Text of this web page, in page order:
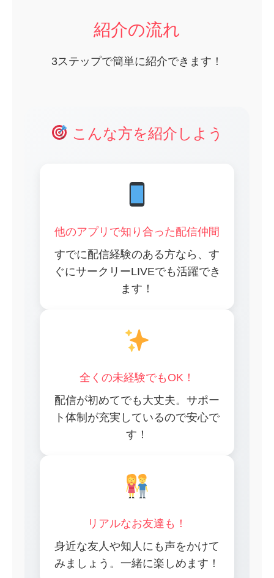
紹介の流れ
3ステップで簡単に紹介できます！
こんな方を紹介しよう
他のアプリで知り合った配信仲間
すでに配信経験のある方なら、す
ぐにサークリーLIVEでも活躍でき
ます！
全くの未経験でもOK！
配信が初めてでも大丈夫。サポー
ト体制が充実しているので安心で
す！
リアルなお友達も！
身近な友人や知人にも声をかけて
みましょう。一緒に楽しめます！